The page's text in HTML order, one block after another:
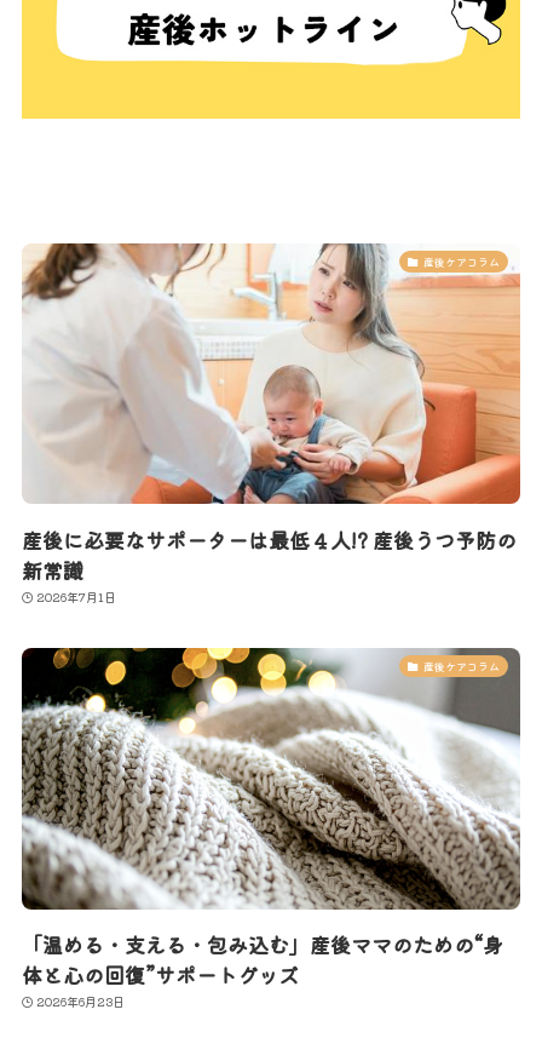
産後ケアコラム
産後に必要なサポーターは最低４人!? 産後うつ予防の
新常識
2026年7月1日
産後ケアコラム
「温める・支える・包み込む」産後ママのための“身
体と心の回復”サポートグッズ
2026年6月23日